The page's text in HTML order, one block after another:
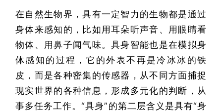
在自然生物界，具有一定智力的生物都是通过
身体来感知的，比如用耳朵听声音、用眼睛看
物体、用鼻子闻气味。具身智能也是在模拟身
体感知的过程，它的外表不再是冷冰冰的铁
皮，而是各种密集的传感器，从不同方面捕捉
现实世界的各种信息，形成多元化的判断，从
事多任务工作。“具身”的第二层含义是具有“身